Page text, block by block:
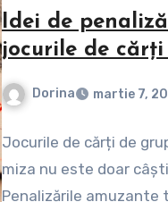
Idei de
jocurile de
Dorina martie 7,
Jocurile de cărți de
miza nu este doar
Penalizările